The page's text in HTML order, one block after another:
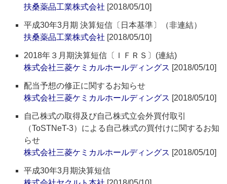
扶桑薬品工業株式会社 [2018/05/10]
平成30年3月期 決算短信〔日本基準〕（非連結）
扶桑薬品工業株式会社 [2018/05/10]
2018年３月期決算短信〔ＩＦＲＳ〕(連結)
株式会社三菱ケミカルホールディングス [2018/05/10]
配当予想の修正に関するお知らせ
株式会社三菱ケミカルホールディングス [2018/05/10]
自己株式の取得及び自己株式立会外買付取引
（ToSTNeT-3）による自己株式の買付けに関するお知
らせ
株式会社三菱ケミカルホールディングス [2018/05/10]
平成30年3月期決算短信